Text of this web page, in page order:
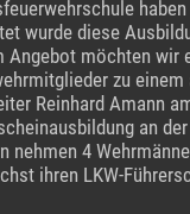
wurde diese
Angebot möchten wir
zu
Reinhard Amann
an
nehmen 4
ihren LKW-